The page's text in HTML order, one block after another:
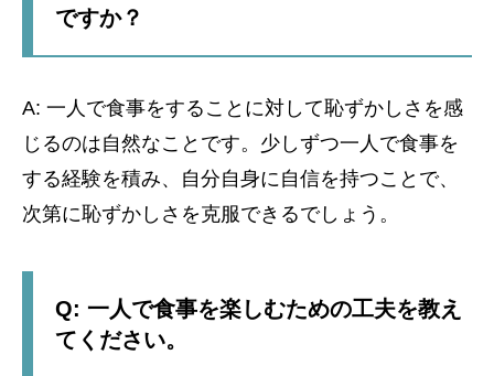
ですか？
A: 一人で食事をすることに対して恥ずかしさを感
じるのは自然なことです。少しずつ一人で食事を
する経験を積み、自分自身に自信を持つことで、
次第に恥ずかしさを克服できるでしょう。
Q: 一人で食事を楽しむための工夫を教え
てください。